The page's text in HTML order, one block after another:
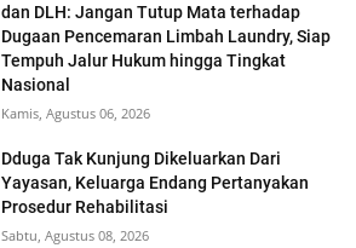
dan DLH: Jangan Tutup Mata terhadap
Dugaan Pencemaran Limbah Laundry, Siap
Tempuh Jalur Hukum hingga Tingkat
Nasional
Kamis, Agustus 06, 2026
Dduga Tak Kunjung Dikeluarkan Dari
Yayasan, Keluarga Endang Pertanyakan
Prosedur Rehabilitasi
Sabtu, Agustus 08, 2026